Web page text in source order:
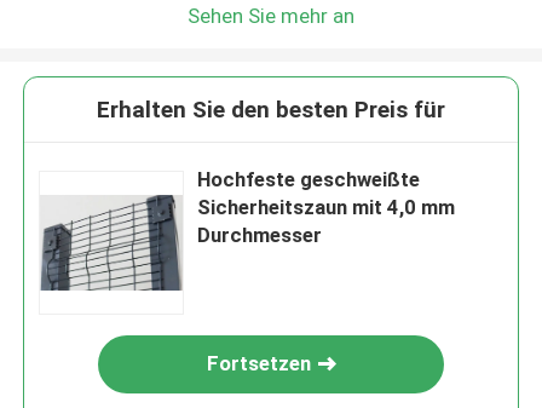
Sehen Sie mehr an
Erhalten Sie den besten Preis für
Hochfeste geschweißte
Sicherheitszaun mit 4,0 mm
Durchmesser
Fortsetzen